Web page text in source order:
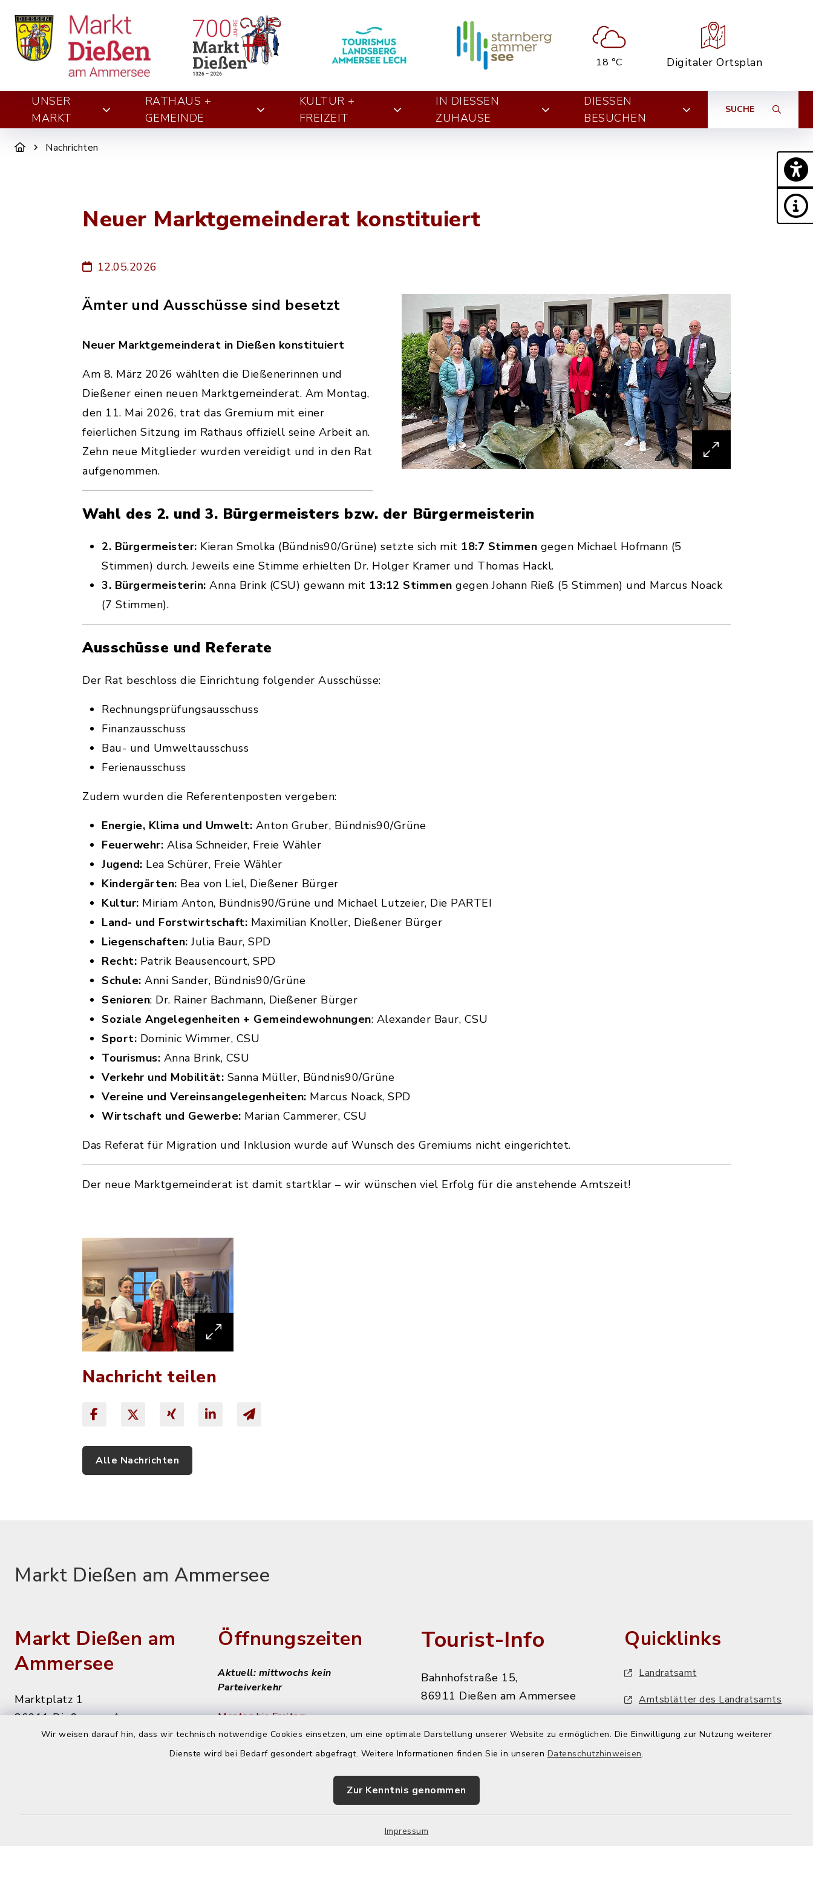
Wir weisen darauf hin, dass wir technisch notwendige Cookies einsetzen, um eine optimale Darstellung unserer Website zu ermöglichen. Die Einwilligung zur Nutzung weiterer
Dienste wird bei Bedarf gesondert abgefragt. Weitere Informationen finden Sie in unseren Datenschutzhinweisen.
Zur Kenntnis genommen
Impressum
18 °C Digitaler Ortsplan
UNSER
MARKT
RATHAUS +
GEMEINDE
KULTUR +
FREIZEIT
IN DIESSEN Z
UHAUSE
DIESSEN B
ESUCHEN
SUCHE
Nachrichten
Neuer Marktgemeinderat konstituiert
12.05.2026
Ämter und Ausschüsse sind besetzt
Neuer Marktgemeinderat in Dießen konstituiert
Am 8. März 2026 wählten die Dießenerinnen und
Dießener einen neuen Marktgemeinderat. Am Montag,
den 11. Mai 2026, trat das Gremium mit einer
feierlichen Sitzung im Rathaus offiziell seine Arbeit an.
Zehn neue Mitglieder wurden vereidigt und in den Rat
aufgenommen.
Wahl des 2. und 3. Bürgermeisters bzw. der Bürgermeisterin
2. Bürgermeister: Kieran Smolka (Bündnis90/Grüne) setzte sich mit 18:7 Stimmen gegen Michael Hofmann (5
Stimmen) durch. Jeweils eine Stimme erhielten Dr. Holger Kramer und Thomas Hackl.
3. Bürgermeisterin: Anna Brink (CSU) gewann mit 13:12 Stimmen gegen Johann Rieß (5 Stimmen) und Marcus Noack
(7 Stimmen).
Ausschüsse und Referate
Der Rat beschloss die Einrichtung folgender Ausschüsse:
Rechnungsprüfungsausschuss
Finanzausschuss
Bau- und Umweltausschuss
Ferienausschuss
Zudem wurden die Referentenposten vergeben:
Energie, Klima und Umwelt: Anton Gruber, Bündnis90/Grüne
Feuerwehr: Alisa Schneider, Freie Wähler
Jugend: Lea Schürer, Freie Wähler
Kindergärten: Bea von Liel, Dießener Bürger
Kultur: Miriam Anton, Bündnis90/Grüne und Michael Lutzeier, Die PARTEI
Land- und Forstwirtschaft: Maximilian Knoller, Dießener Bürger
Liegenschaften:Julia Baur, SPD
Recht: Patrik Beausencourt, SPD
Schule: Anni Sander, Bündnis90/Grüne
Senioren: Dr. Rainer Bachmann, Dießener Bürger
Soziale Angelegenheiten + Gemeindewohnungen: Alexander Baur, CSU
Sport: Dominic Wimmer, CSU
Tourismus: Anna Brink, CSU
Verkehr und Mobilität: Sanna Müller, Bündnis90/Grüne
Vereine und Vereinsangelegenheiten: Marcus Noack, SPD
Wirtschaft und Gewerbe: Marian Cammerer, CSU
Das Referat für Migration und Inklusion wurde auf Wunsch des Gremiums nicht eingerichtet.
Der neue Marktgemeinderat ist damit startklar – wir wünschen viel Erfolg für die anstehende Amtszeit!
Nachricht teilen
Alle Nachrichten
Markt Dießen am Ammersee
Markt Dießen am
Ammersee
Marktplatz 1
86911 Dießen am Ammersee
Öffnungszeiten
Aktuell: mittwochs kein
Parteiverkehr
Montag bis Freitag:
8 - 12 Uhr
Donnerstag nachmittags:
Tourist-Info
Bahnhofstraße 15,
86911 Dießen am Ammersee
diessen@starnbergammersee.de
Quicklinks
Landratsamt
Amtsblätter des Landratsamts
VHS-Programm